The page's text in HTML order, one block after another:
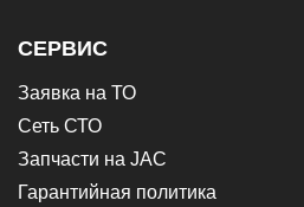
СЕРВИС
Заявка на ТО
Сеть СТО
Запчасти на JAC
Гарантийная политика